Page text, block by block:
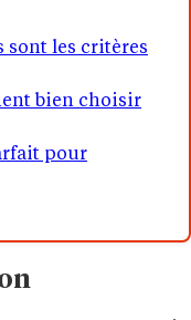
sont les critères
bien choisir
pour